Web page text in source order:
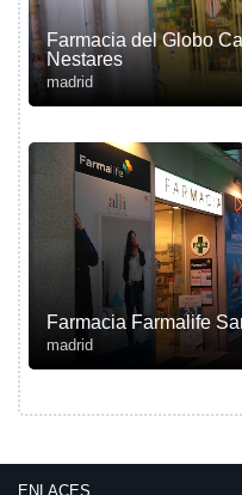
Farmacia del Globo
Nestares
madrid
Farmacia Farmalife
madrid
ENLACES